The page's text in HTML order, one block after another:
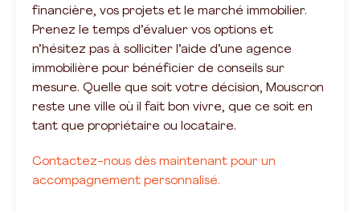
financière, vos projets et le marché immobilier.
Prenez le temps d’évaluer vos options et
n’hésitez pas à solliciter l’aide d’une agence
immobilière pour bénéficier de conseils sur
mesure. Quelle que soit votre décision, Mouscron
reste une ville où il fait bon vivre, que ce soit en
tant que propriétaire ou locataire.
Contactez-nous dès maintenant pour un
accompagnement personnalisé.